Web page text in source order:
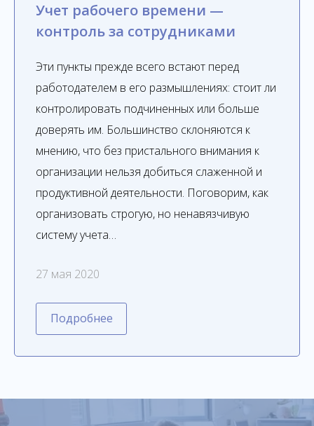
Учет рабочего времени —
контроль за сотрудниками
Эти пункты прежде всего встают перед
работодателем в его размышлениях: стоит ли
контролировать подчиненных или больше
доверять им. Большинство склоняются к
мнению, что без пристального внимания к
организации нельзя добиться слаженной и
продуктивной деятельности. Поговорим, как
организовать строгую, но ненавязчивую
систему учета…
27 мая 2020
Подробнее